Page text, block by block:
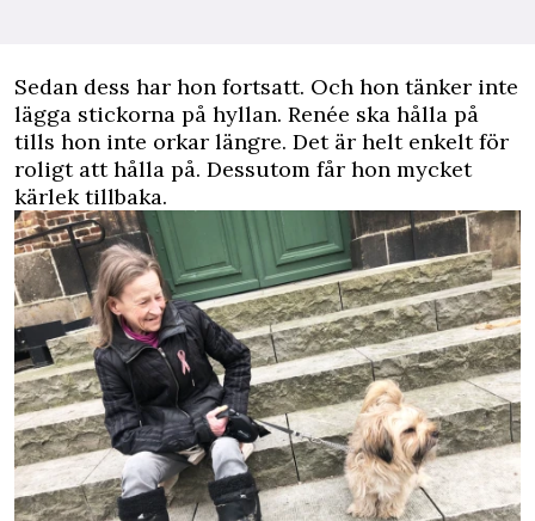
Sedan dess har hon fortsatt. Och hon tänker inte
lägga stickorna på hyllan. Renée ska hålla på
tills hon inte orkar längre. Det är helt enkelt för
roligt att hålla på. Dessutom får hon mycket
kärlek tillbaka.